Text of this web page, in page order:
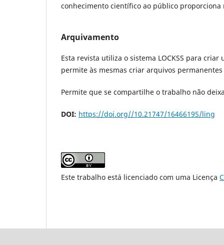
conhecimento científico ao público
Arquivamento
Esta revista utiliza o sistema LOCKSS para
permite às mesmas criar arquivos
Permite que se compartilhe o trabalho não
DOI: https://doi.org//10.21747/16466195/ling
Este trabalho está licenciado com uma Licença